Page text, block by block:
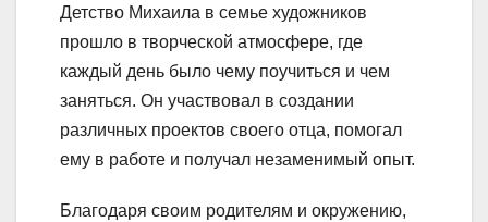
Детство Михаила в семье художников
прошло в творческой атмосфере, где
каждый день было чему поучиться и чем
заняться. Он участвовал в создании
различных проектов своего отца, помогал
ему в работе и получал незаменимый опыт.
Благодаря своим родителям и окружению,